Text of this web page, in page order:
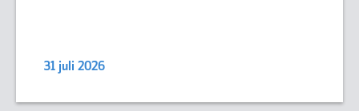
31 juli 2026